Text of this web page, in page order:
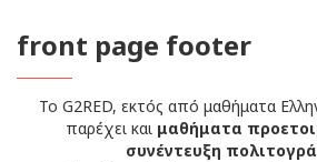
front page footer
Το G2RED, εκτός από μαθήματα
παρέχει και μαθήματα
συνέντευξη